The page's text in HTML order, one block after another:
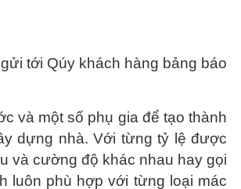
tới Qúy khách hàng bảng báo
và một số phụ gia để tạo thành
dựng nhà. Với từng tỷ lệ được
và cường độ khác nhau hay gọi
luôn phù hợp với từng loại mác